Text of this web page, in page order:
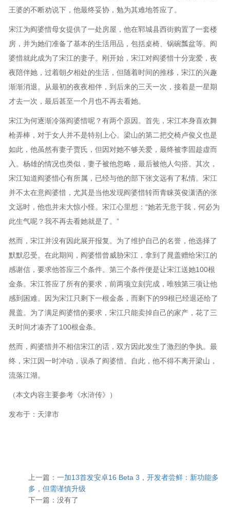
王婆的不断劝说下，他最终妥协，勉为其难地答应了。
宋江为阎婆惜母女提供了一处房屋，他在郓城县西街购置了一套楼
房，并为她们准备了基本的生活用品，包括桌椅、锅碗瓢盆等。阎
婆惜就此成为了宋江的妻子。刚开始，宋江对阎婆惜十分宠爱，夜
夜陪伴她，过着朝夕相处的生活，但随着时间的推移，宋江的兴趣
渐渐消退。从最初的夜夜相伴，到后来的三天一次，接着是一星期
才去一次，最后甚至一个月也不再去看她。
宋江为何逐渐冷落阎婆惜呢？有两个原因。首先，宋江本身喜欢舞
枪弄棒，对于女人并不是特别上心。梁山的第二把交椅卢俊义也是
如此，他虽然有妻子贾氏，但因对她不够关爱，最终被李固趁虚而
入。杨雄的情况也类似，妻子被他忽略，最后被他人勾搭。其次，
宋江知道阎婆惜心有所属，已经与他的部下张文远有了私情。宋江
并不太在意阎婆惜，尤其是当他发现阎婆惜转而青睐英俊潇洒的张
文远时，他也并未大惊小怪。宋江心里想：“她若无意于我，何必为
此生气呢？我不再去看她就是了。”
然而，宋江并没有因此展开报复。为了维护自己的名誉，他选择了
默默忍受。在此期间，阎婆惜曾威胁宋江，拿到了晁盖赠给宋江的
感谢信，要求他答应三个条件。第三个条件便是让宋江送她100根
金条。宋江答应了所有的要求，前两项立刻完成，唯独第三项让他
感到困难。因为宋江只剩下一根金条，而剩下的99根已经退还给了
晁盖。为了满足阎婆惜的要求，宋江只能卖掉自己的家产，花了三
天时间才凑齐了100根金条。
然而，阎婆惜并不相信宋江的话，双方因此发生了激烈的争执。最
终，宋江因一时冲动，误杀了阎婆惜。自此，他不得不离开梁山，
流落江湖。
（本文内容主要参考《水浒传》）
发布于：天津市
上一篇： 一加13首发安卓16 Beta 3，开发者尝鲜：新功能多
多，但需谨慎升级
下一篇：没有了